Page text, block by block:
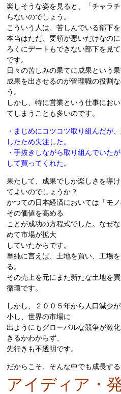
楽しそうな姿を見ると、「チャラ
らないのでしょう。
こういう人は、苦しんでいる部下
本当はただ、要領が悪いだけなの
ろくにデートもできない部下を見
です。
日々の苦しみの果てに成果という
成果を出させるのが管理職の役割
う。
しかし、特に営業という仕事にお
てしまうことも多いのです。
・まじめにコツコツ取り組んだが
したため失注した。
・手抜きしながら取り組んでいた
して買ってくれた。
果たして、成果でしか楽しさを導
てよいのでしょうか？
かつての日本経済においては「モ
その価値を高める
ことが成功の方程式でした。なぜ
めて市場が拡大
していたからです。
単純に言えば、土地を買い、工場
る。
その売上を元にまた新たな土地を
循環です。
しかし、２００５年から人口減少
小し、世界の市場に
出ようにもグローバルな競争が激
きるかわからず、
先行きも不透明です。
だからこそ、そんな中でも成長する
アイディア・